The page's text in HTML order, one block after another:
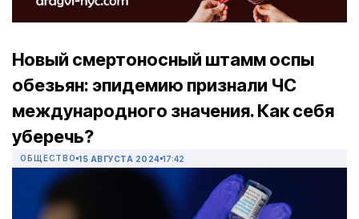
Новый смертоносный штамм оспы
обезьян: эпидемию признали ЧС
международного значения. Как себя
уберечь?
ОБЩЕСТВО 15 АВГУСТА 2024 17:42